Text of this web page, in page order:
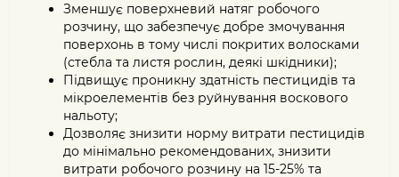
Зменшує поверхневий натяг робочого
розчину, що забезпечує добре змочування
поверхонь в тому числі покритих волосками
(стебла та листя рослин, деякі шкідники);
Підвищує проникну здатність пестицидів та
мікроелементів без руйнування воскового
нальоту;
Дозволяє знизити норму витрати пестицидів
до мінімально рекомендованих, знизити
витрати робочого розчину на 15-25% та